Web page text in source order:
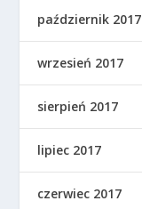
październik 2017
wrzesień 2017
sierpień 2017
lipiec 2017
czerwiec 2017